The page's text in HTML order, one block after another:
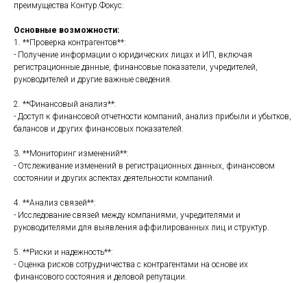
преимущества Контур.Фокус:
Основные возможности:
1. **Проверка контрагентов**:
- Получение информации о юридических лицах и ИП, включая
регистрационные данные, финансовые показатели, учредителей,
руководителей и другие важные сведения.
2. **Финансовый анализ**:
- Доступ к финансовой отчетности компаний, анализ прибыли и убытков,
балансов и других финансовых показателей.
3. **Мониторинг изменений**:
- Отслеживание изменений в регистрационных данных, финансовом
состоянии и других аспектах деятельности компаний.
4. **Анализ связей**:
- Исследование связей между компаниями, учредителями и
руководителями для выявления аффилированных лиц и структур.
5. **Риски и надежность**:
- Оценка рисков сотрудничества с контрагентами на основе их
финансового состояния и деловой репутации.